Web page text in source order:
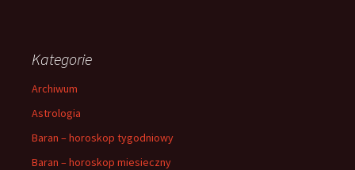
Kategorie
Archiwum
Astrologia
Baran – horoskop tygodniowy
Baran – horoskop miesieczny